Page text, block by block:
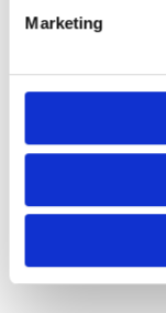
Marketing